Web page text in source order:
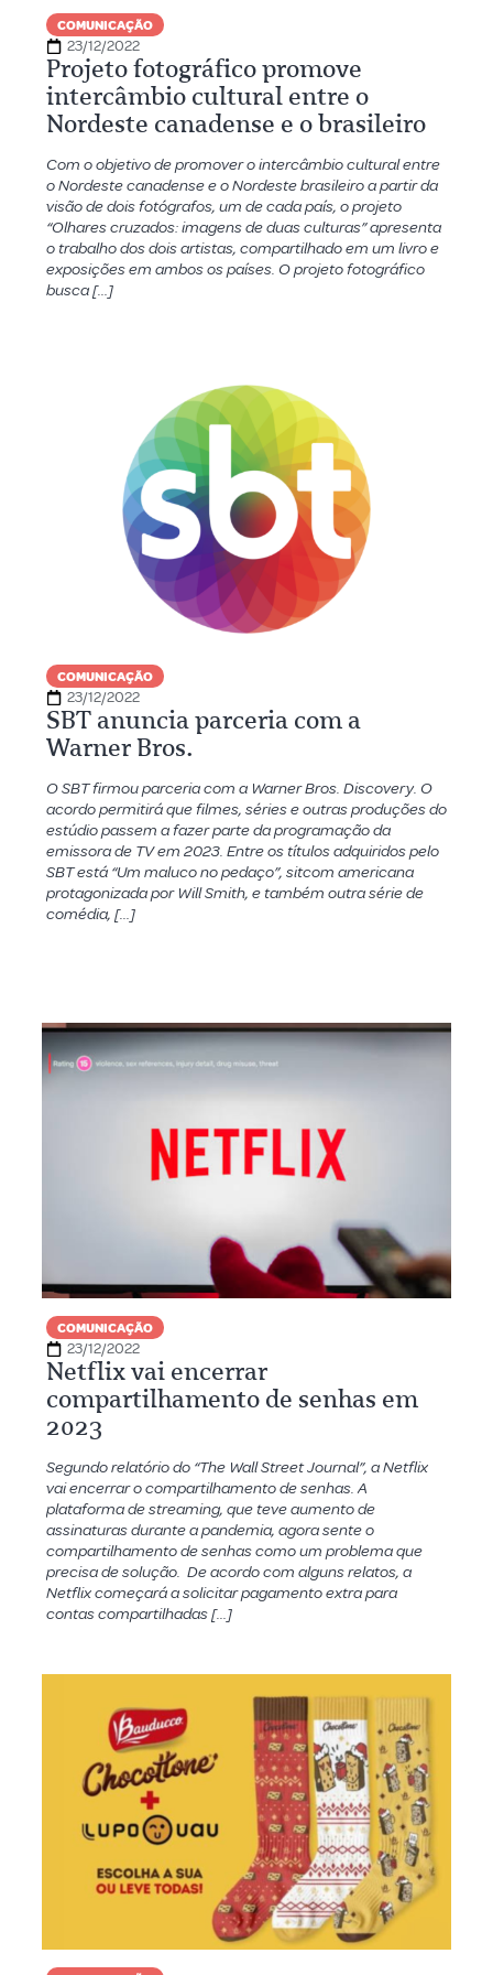
COMUNICAÇÃO
23/12/2022
Projeto fotográfico promove
intercâmbio cultural entre o
Nordeste canadense e o brasileiro
Com o objetivo de promover o intercâmbio cultural entre
o Nordeste canadense e o Nordeste brasileiro a partir da
visão de dois fotógrafos, um de cada país, o projeto
“Olhares cruzados: imagens de duas culturas” apresenta
o trabalho dos dois artistas, compartilhado em um livro e
exposições em ambos os países. O projeto fotográfico
busca […]
COMUNICAÇÃO
23/12/2022
SBT anuncia parceria com a
Warner Bros.
O SBT firmou parceria com a Warner Bros. Discovery. O
acordo permitirá que filmes, séries e outras produções do
estúdio passem a fazer parte da programação da
emissora de TV em 2023. Entre os títulos adquiridos pelo
SBT está “Um maluco no pedaço”, sitcom americana
protagonizada por Will Smith, e também outra série de
comédia, […]
COMUNICAÇÃO
23/12/2022
Netflix vai encerrar
compartilhamento de senhas em
2023
Segundo relatório do “The Wall Street Journal”, a Netflix
vai encerrar o compartilhamento de senhas. A
plataforma de streaming, que teve aumento de
assinaturas durante a pandemia, agora sente o
compartilhamento de senhas como um problema que
precisa de solução. De acordo com alguns relatos, a
Netflix começará a solicitar pagamento extra para
contas compartilhadas […]